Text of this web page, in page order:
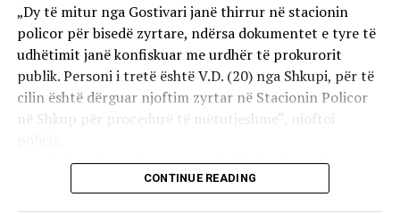
„Dy të mitur nga Gostivari janë thirrur në stacionin
policor për bisedë zyrtare, ndërsa dokumentet e tyre të
udhëtimit janë konfiskuar me urdhër të prokurorit
publik. Personi i tretë është V.D. (20) nga Shkupi, për të
cilin është dërguar njoftim zyrtar në Stacionin Policor
në Shkup për procedurë të mëtutjeshme“, njoftoi
Ata theksojnë se ndaj të treve do të zbatohet një
procedurë e përshpejtuar para gjykatës sapo të
CONTINUE READING